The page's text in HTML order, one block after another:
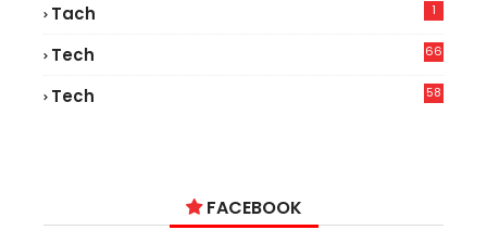
Tach 1
Tech
66
Tech
58
FACEBOOK